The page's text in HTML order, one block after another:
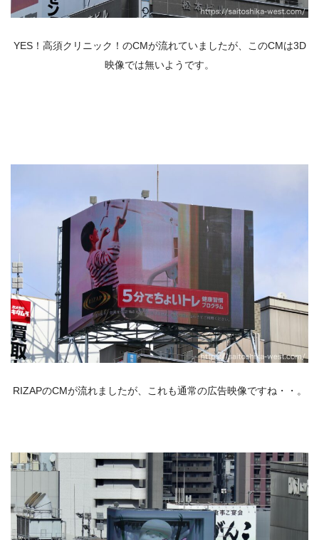
YES！高須クリニック！のCMが流れていましたが、このCMは3D
映像では無いようです。
RIZAPのCMが流れましたが、これも通常の広告映像ですね・・。